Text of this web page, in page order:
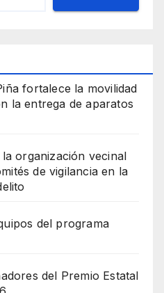
fortalece la movilidad
la entrega de aparatos
organización vecinal
de vigilancia en la
del programa
del Premio Estatal